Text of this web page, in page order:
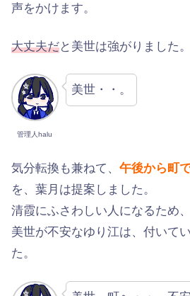
声をかけます。
大丈夫だと美世は強がりました。
管理人halu
美世・・。
気分転換も兼ねて、 午後から町
を、葉月は提案しました。
清霞にふさわしい人になるため
美世が不安なゆり江は、付いて
た。